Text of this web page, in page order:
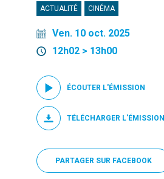
ACTUALITÉ CINÉMA
Ven. 10 oct. 2025
12h02 > 13h00
ÉCOUTER L'ÉMISSION
TÉLÉCHARGER L'ÉMISSION
PARTAGER SUR FACEBOOK